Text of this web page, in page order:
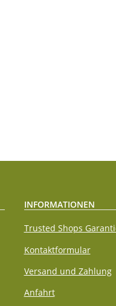
INFORMATIONEN
Trusted Shops
Kontaktformular
Versand und Zahlung
Anfahrt